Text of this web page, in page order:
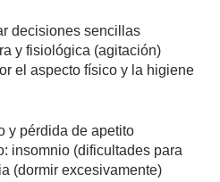
decisiones sencillas
y fisiológica (agitación)
el aspecto físico y la higiene
y pérdida de apetito
insomnio (dificultades para
(dormir excesivamente)